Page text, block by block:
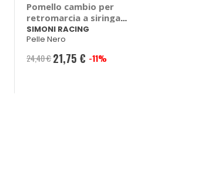
Pomello cambio per
retromarcia a siringa
Special - SIMONI RACING
SIMONI RACING
Pelle Nero
24,40 € Prezzo
21,75 € -11%